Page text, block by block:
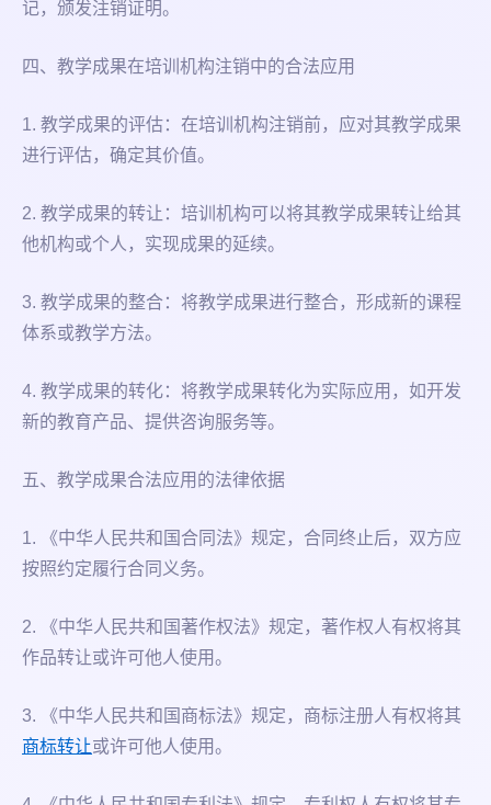
记，颁发注销证明。
四、教学成果在培训机构注销中的合法应用
1. 教学成果的评估：在培训机构注销前，应对其教学成果
进行评估，确定其价值。
2. 教学成果的转让：培训机构可以将其教学成果转让给其
他机构或个人，实现成果的延续。
3. 教学成果的整合：将教学成果进行整合，形成新的课程
体系或教学方法。
4. 教学成果的转化：将教学成果转化为实际应用，如开发
新的教育产品、提供咨询服务等。
五、教学成果合法应用的法律依据
1. 《中华人民共和国合同法》规定，合同终止后，双方应
按照约定履行合同义务。
2. 《中华人民共和国著作权法》规定，著作权人有权将其
作品转让或许可他人使用。
3. 《中华人民共和国商标法》规定，商标注册人有权将其
商标转让或许可他人使用。